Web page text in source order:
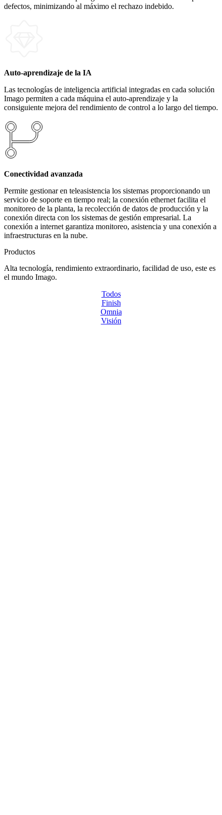
defectos, minimizando al máximo el rechazo indebido.
Auto-aprendizaje de la IA
Las tecnologías de inteligencia artificial integradas en cada solución
Imago permiten a cada máquina el auto-aprendizaje y la
consiguiente mejora del rendimiento de control a lo largo del tiempo.
Conectividad avanzada
Permite gestionar en teleasistencia los sistemas proporcionando un
servicio de soporte en tiempo real; la conexión ethernet facilita el
monitoreo de la planta, la recolección de datos de producción y la
conexión directa con los sistemas de gestión empresarial. La
conexión a internet garantiza monitoreo, asistencia y una conexión a
infraestructuras en la nube.
Productos
Alta tecnología, rendimiento extraordinario, facilidad de uso, este es
el mundo Imago.
Todos
Finish
Omnia
Visión